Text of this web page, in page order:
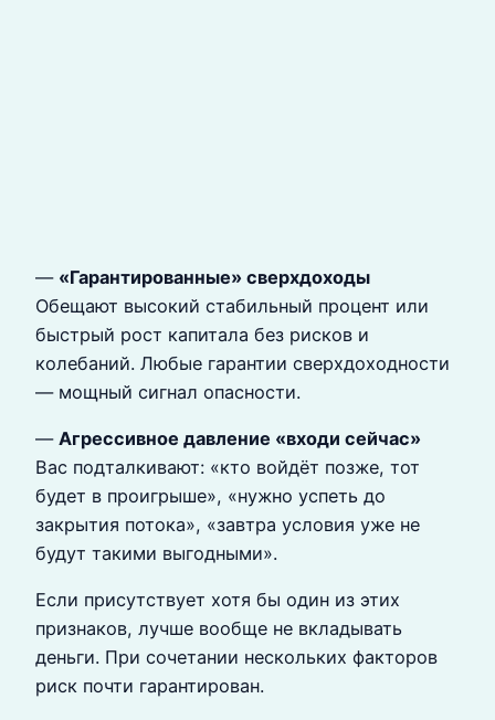
— «Гарантированные» сверхдоходы
Обещают высокий стабильный процент или
быстрый рост капитала без рисков и
колебаний. Любые гарантии сверхдоходности
— мощный сигнал опасности.
— Агрессивное давление «входи сейчас»
Вас подталкивают: «кто войдёт позже, тот
будет в проигрыше», «нужно успеть до
закрытия потока», «завтра условия уже не
будут такими выгодными».
Если присутствует хотя бы один из этих
признаков, лучше вообще не вкладывать
деньги. При сочетании нескольких факторов
риск почти гарантирован.